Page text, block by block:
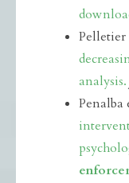
Pelletier
analysis.
Penalba